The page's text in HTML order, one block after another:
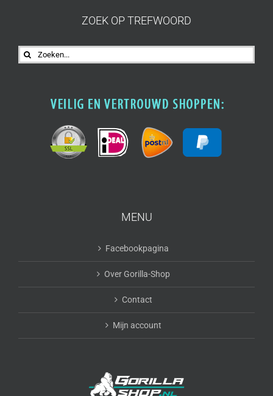
ZOEK OP TREFWOORD
Zoeken
naar:
MENU
Facebookpagina
Over Gorilla-Shop
Contact
Mijn account